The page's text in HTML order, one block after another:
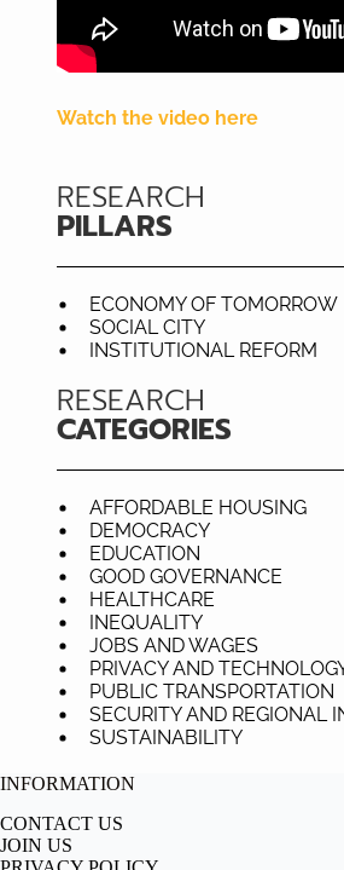
Watch the video here
RESEARCH
PILLARS
ECONOMY OF TOMORROW
SOCIAL CITY
INSTITUTIONAL REFORM
RESEARCH
CATEGORIES
AFFORDABLE HOUSING
DEMOCRACY
EDUCATION
GOOD GOVERNANCE
HEALTHCARE
INEQUALITY
JOBS AND WAGES
PRIVACY AND
PUBLIC TRANSPORTATION
SECURITY AND REGIONAL
SUSTAINABILITY
INFORMATION
CONTACT US
JOIN US